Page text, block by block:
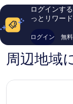
る市
し
口
コ
692
件
の
口
ログインす
っとリワー
ログイン 無
周辺地域